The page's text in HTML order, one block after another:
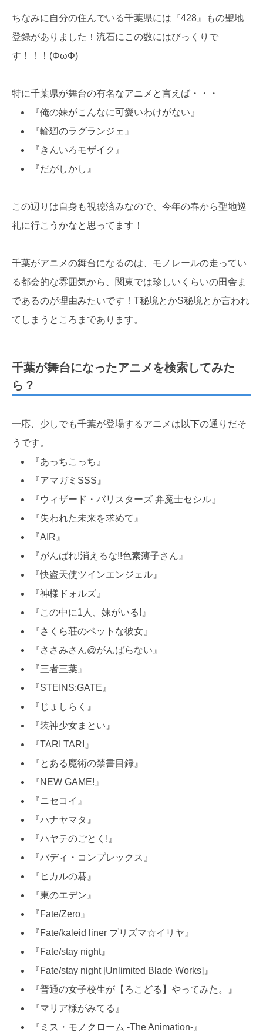
ちなみに自分の住んでいる千葉県には『428』もの聖地
登録がありました！流石にこの数にはびっくりで
す！！！(ΦωΦ)
特に千葉県が舞台の有名なアニメと言えば・・・
『俺の妹がこんなに可愛いわけがない』
『輪廻のラグランジェ』
『きんいろモザイク』
『だがしかし』
この辺りは自身も視聴済みなので、今年の春から聖地巡
礼に行こうかなと思ってます！
千葉がアニメの舞台になるのは、モノレールの走ってい
る都会的な雰囲気から、関東では珍しいくらいの田舎ま
であるのが理由みたいです！T秘境とかS秘境とか言われ
てしまうところまであります。
千葉が舞台になったアニメを検索してみた
ら？
一応、少しでも千葉が登場するアニメは以下の通りだそ
うです。
『あっちこっち』
『アマガミSSS』
『ウィザード・バリスターズ 弁魔士セシル』
『失われた未来を求めて』
『AIR』
『がんばれ!消えるな!!色素薄子さん』
『快盗天使ツインエンジェル』
『神様ドォルズ』
『この中に1人、妹がいる!』
『さくら荘のペットな彼女』
『ささみさん@がんばらない』
『三者三葉』
『STEINS;GATE』
『じょしらく』
『装神少女まとい』
『TARI TARI』
『とある魔術の禁書目録』
『NEW GAME!』
『ニセコイ』
『ハナヤマタ』
『ハヤテのごとく!』
『バディ・コンプレックス』
『ヒカルの碁』
『東のエデン』
『Fate/Zero』
『Fate/kaleid liner プリズマ☆イリヤ』
『Fate/stay night』
『Fate/stay night [Unlimited Blade Works]』
『普通の女子校生が【ろこどる】やってみた。』
『マリア様がみてる』
『ミス・モノクローム -The Animation-』